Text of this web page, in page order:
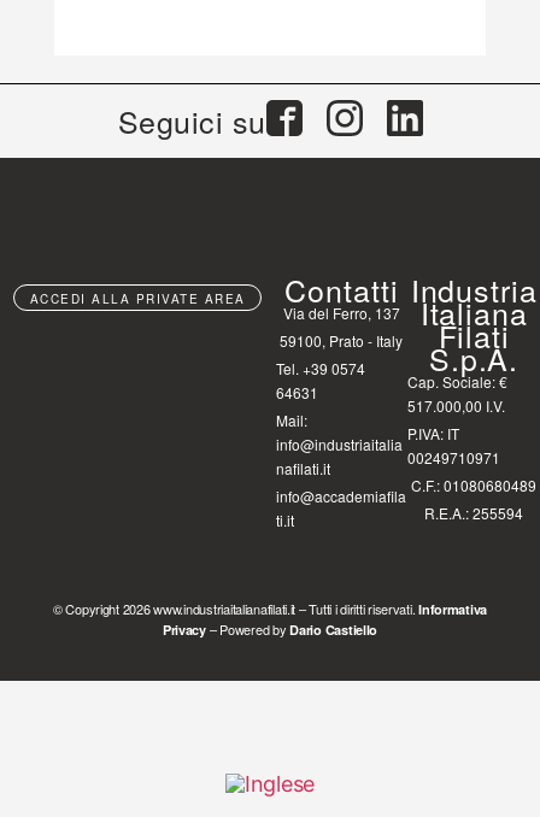
Seguici su
ACCEDI ALLA PRIVATE AREA Contatti
Via del Ferro, 137
59100, Prato - Italy
Tel. +39 0574
64631
Mail:
info@industriaitalia
nafilati.it
info@accademiafila
ti.it
Industria
Italiana
Filati
S.p.A.
Cap. Sociale: €
517.000,00 I.V.
P.IVA: IT
00249710971
C.F.: 01080680489
R.E.A.: 255594
© Copyright 2026 www.industriaitalianafilati.it – Tutti i diritti riservati.Informativa
Privacy– Powered byDario Castiello